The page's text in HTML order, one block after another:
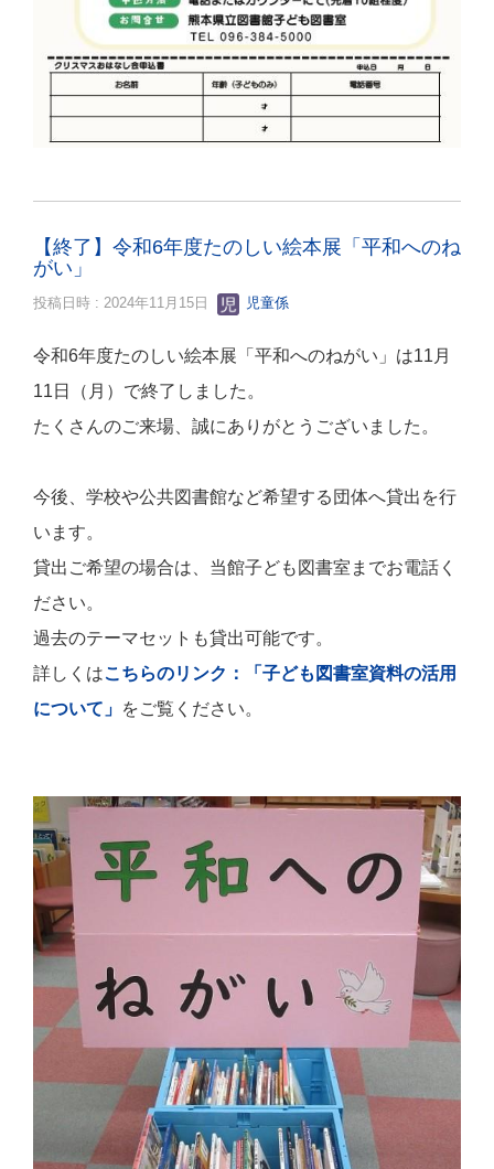
【終了】令和6年度たのしい絵本展「平和へのね
がい」
投稿日時 : 2024年11月15日 児童係
令和6年度たのしい絵本展「平和へのねがい」は11月
11日（月）で終了しました。
たくさんのご来場、誠にありがとうございました。
今後、学校や公共図書館など希望する団体へ貸出を行
います。
貸出ご希望の場合は、当館子ども図書室までお電話く
ださい。
過去のテーマセットも貸出可能です。
詳しくはこちらのリンク：「子ども図書室資料の活用
について」 をご覧ください。